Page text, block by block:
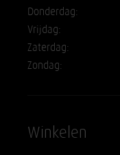
Donderdag:
Vrijdag:
Zaterdag:
Zondag:
Winkelen